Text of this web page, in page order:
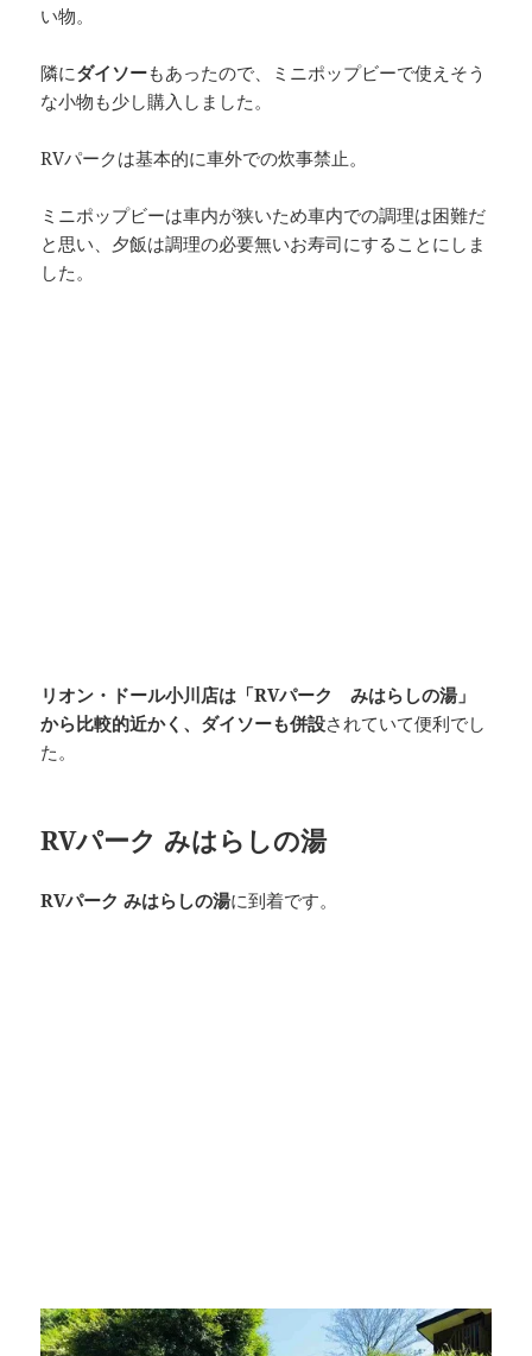
い物。
隣にダイソーもあったので、ミニポップビーで使えそう
な小物も少し購入しました。
RVパークは基本的に車外での炊事禁止。
ミニポップビーは車内が狭いため車内での調理は困難だ
と思い、夕飯は調理の必要無いお寿司にすることにしま
した。
リオン・ドール小川店は「RVパーク みはらしの湯」
から比較的近かく、ダイソーも併設されていて便利でし
た。
RVパーク みはらしの湯
RVパーク みはらしの湯に到着です。